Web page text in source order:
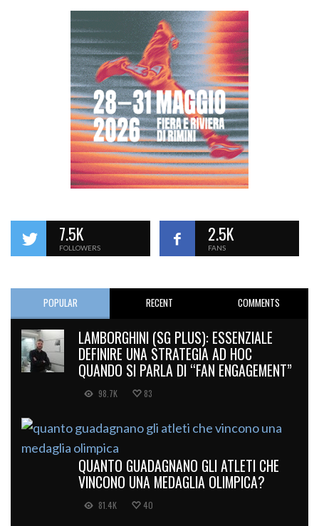
7.5K
FOLLOWERS
2.5K
FANS
POPULAR RECENT COMMENTS
LAMBORGHINI (SG PLUS): ESSENZIALE
DEFINIRE UNA STRATEGIA AD HOC
QUANDO SI PARLA DI “FAN ENGAGEMENT”
98.7K 83
QUANTO GUADAGNANO GLI ATLETI CHE
VINCONO UNA MEDAGLIA OLIMPICA?
81.4K 40